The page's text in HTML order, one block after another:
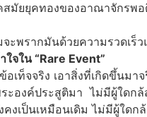
มัยยุคทองของอาณาจักรพ
พรากมันด้วยความรวดเร็
จใน “Rare Event”
เท็จจริง เอาสิ่งที่เกิดขึ้น
องค์ประสูติมา ไม่มีผู้ใดก
งเป็นเหมือนเดิม ไม่มีผู้ใด